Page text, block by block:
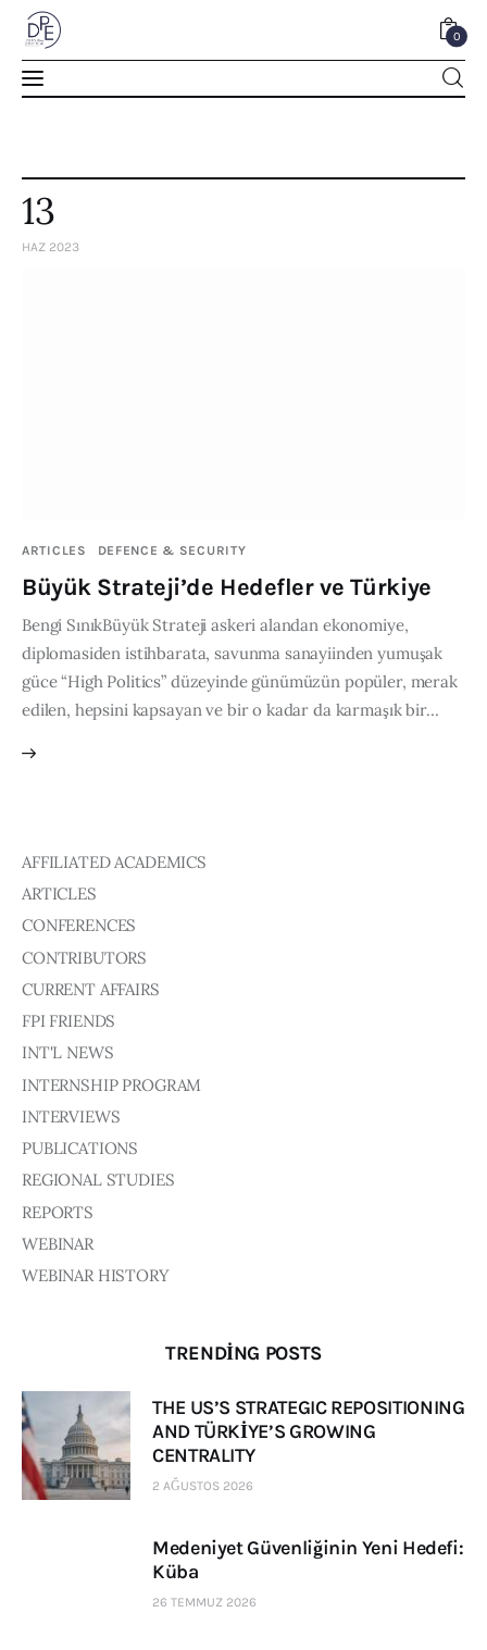
0
Events
Courses
Articles
13
HAZ 2023
ARTICLES DEFENCE & SECURITY
Büyük Strateji’de Hedefler ve Türkiye
Bengi SınıkBüyük Strateji askeri alandan ekonomiye,
diplomasiden istihbarata, savunma sanayiinden yumuşak
güce “High Politics” düzeyinde günümüzün popüler, merak
edilen, hepsini kapsayan ve bir o kadar da karmaşık bir…
AFFILIATED ACADEMICS
ARTICLES
CONFERENCES
CONTRIBUTORS
CURRENT AFFAIRS
FPI FRIENDS
INT'L NEWS
INTERNSHIP PROGRAM
INTERVIEWS
PUBLICATIONS
REGIONAL STUDIES
REPORTS
WEBINAR
WEBINAR HISTORY
TRENDING POSTS
THE US’S STRATEGIC REPOSITIONING
AND TÜRKİYE’S GROWING
CENTRALITY
2 AĞUSTOS 2026
Medeniyet Güvenliğinin Yeni Hedefi:
Küba
26 TEMMUZ 2026